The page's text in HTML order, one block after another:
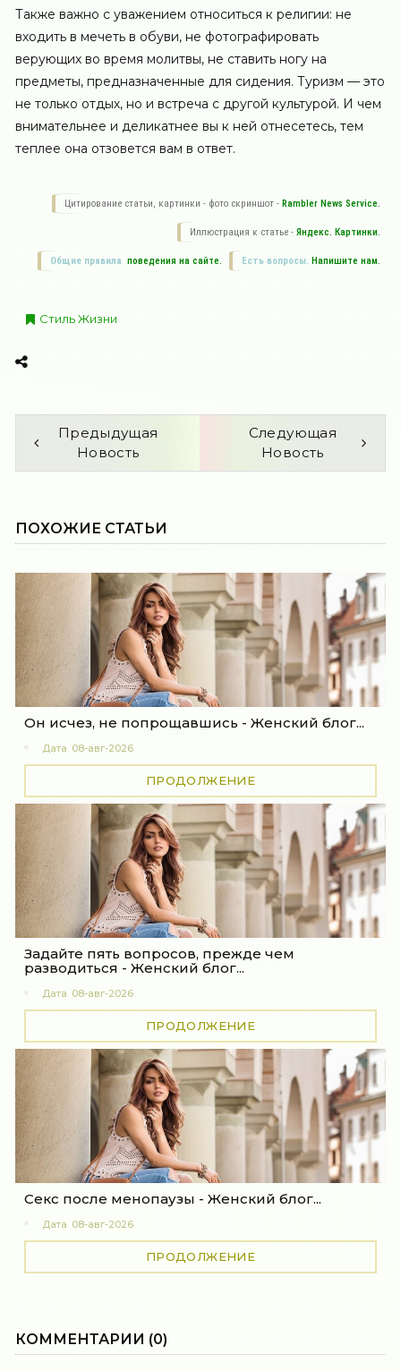
Также важно с уважением относиться к религии: не
входить в мечеть в обуви, не фотографировать
верующих во время молитвы, не ставить ногу на
предметы, предназначенные для сидения. Туризм — это
не только отдых, но и встреча с другой культурой. И чем
внимательнее и деликатнее вы к ней отнесетесь, тем
теплее она отзовется вам в ответ.
Цитирование статьи, картинки - фото скриншот - Rambler News Service.
Иллюстрация к статье - Яндекс. Картинки.
Есть вопросы. Напишите нам.
Общие правила поведения на сайте.
Стиль Жизни
Предыдущая
Новость
Следующая
Новость
ПОХОЖИЕ СТАТЬИ
Он исчез, не попрощавшись - Женский блог...
Дата 08-авг-2026
ПРОДОЛЖЕНИЕ
Задайте пять вопросов, прежде чем
разводиться - Женский блог...
Дата 08-авг-2026
ПРОДОЛЖЕНИЕ
Секс после менопаузы - Женский блог...
Дата 08-авг-2026
ПРОДОЛЖЕНИЕ
КОММЕНТАРИИ (0)